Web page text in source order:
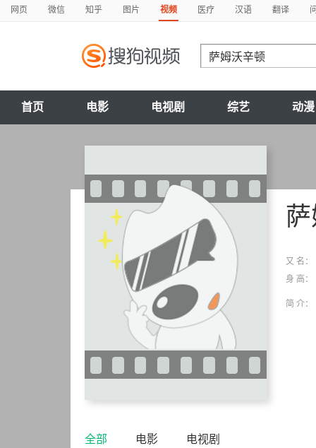
网页 微信 知乎 图片 视频 医疗 汉语 翻译
首页 电影 电视剧 综艺 动漫
又 名：
身 高：
简 介：
全部 电影 电视剧